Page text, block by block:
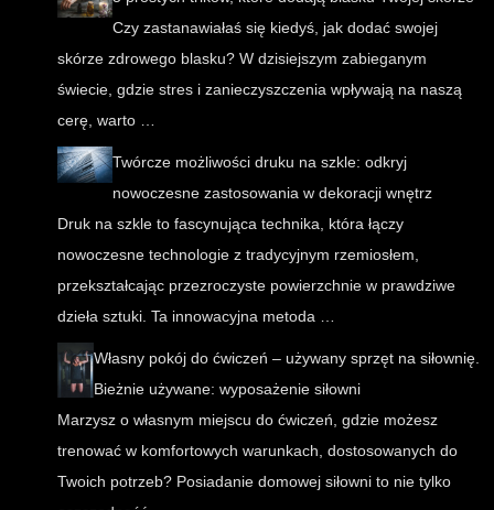
Czy zastanawiałaś się kiedyś, jak dodać swojej
skórze zdrowego blasku? W dzisiejszym zabieganym
świecie, gdzie stres i zanieczyszczenia wpływają na naszą
cerę, warto …
Twórcze możliwości druku na szkle: odkryj
nowoczesne zastosowania w dekoracji wnętrz
Druk na szkle to fascynująca technika, która łączy
nowoczesne technologie z tradycyjnym rzemiosłem,
przekształcając przezroczyste powierzchnie w prawdziwe
dzieła sztuki. Ta innowacyjna metoda …
Własny pokój do ćwiczeń – używany sprzęt na siłownię.
Bieżnie używane: wyposażenie siłowni
Marzysz o własnym miejscu do ćwiczeń, gdzie możesz
trenować w komfortowych warunkach, dostosowanych do
Twoich potrzeb? Posiadanie domowej siłowni to nie tylko